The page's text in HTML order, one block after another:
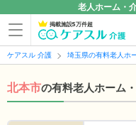
老人ホーム・
掲載施設5万件超
ケアスル 介護 埼玉県の有料老人ホ
北本市の有料老人ホーム